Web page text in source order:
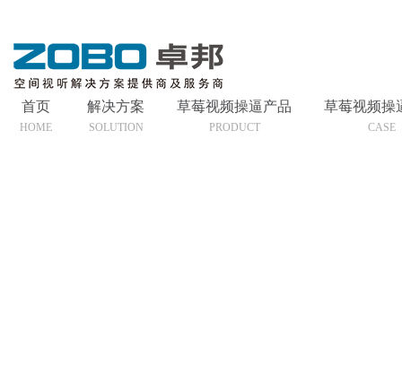
首页
HOME
解决方案
SOLUTION
草莓视频操逼产品
PRODUCT
草莓视频操
CASE